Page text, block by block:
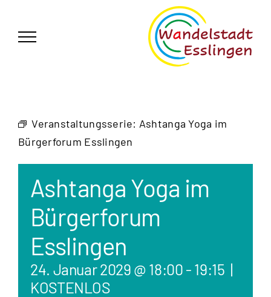
springen
Veranstaltungsserie: Ashtanga Yoga im
Bürgerforum Esslingen
Ashtanga Yoga im
Bürgerforum
Esslingen
24. Januar 2029 @ 18:00 - 19:15 |
KOSTENLOS